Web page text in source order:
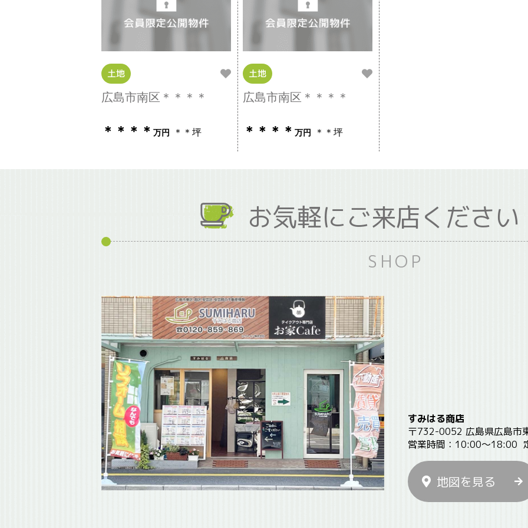
土地
広島市南区＊＊＊＊
＊＊＊＊ 万円 ＊＊坪
土地
広島市南区＊＊＊＊
＊＊＊＊ 万円 ＊＊坪
お気軽にご来店ください
SHOP
すみはる商店
〒732-0052 広島県広島市
営業時間：10:00〜18:00
地図を見る